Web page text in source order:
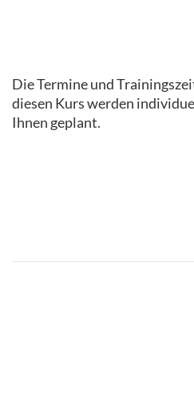
Die Termine und
diesen Kurs werden
Ihnen geplant.